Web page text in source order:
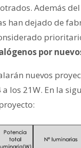
Además
han dejado de
por
nuevos
a los 21W. En la